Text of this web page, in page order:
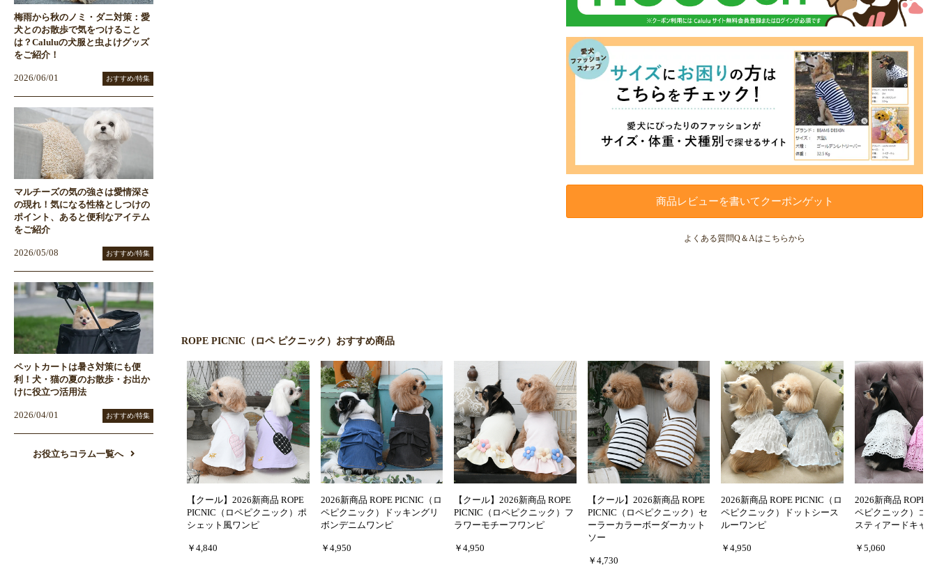
商品レビューを書いてクーポンゲット
よくある質問Q＆Aはこちらから
ROPE PICNIC（ロペ ピクニック）おすすめ商品
【クール】2026新商品 ROPE
PICNIC（ロペピクニック）ポ
シェット風ワンピ
￥4,840
2026新商品 ROPE PICNIC（ロ
ペピクニック）ドッキングリ
ボンデニムワンピ
￥4,950
【クール】2026新商品 ROPE
PICNIC（ロペピクニック）フ
ラワーモチーフワンピ
￥4,950
【クール】2026新商品 ROPE
PICNIC（ロペピクニック）セ
ーラーカラーボーダーカット
ソー
￥4,730
2026新商品 ROPE PICNIC（ロ
ペピクニック）ドットシース
ルーワンピ
￥4,950
2026新商品 ROPE
ペピクニック）コ
スティアードキャ
￥5,060
梅雨から秋のノミ・ダニ対策：愛
犬とのお散歩で気をつけること
は？Caluluの犬服と虫よけグッズ
をご紹介！
2026/06/01 おすすめ/特集
マルチーズの気の強さは愛情深さ
の現れ！気になる性格としつけの
ポイント、あると便利なアイテム
をご紹介
2026/05/08 おすすめ/特集
ペットカートは暑さ対策にも便
利！犬・猫の夏のお散歩・お出か
けに役立つ活用法
2026/04/01 おすすめ/特集
お役立ちコラム一覧へ